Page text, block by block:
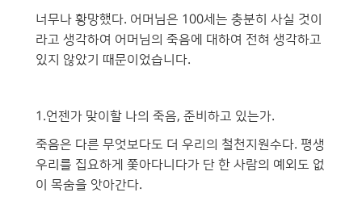
너무나 황망했다. 어머님은 100세는 충분히 사실 것이
라고 생각하여 어머님의 죽음에 대하여 전혀 생각하고
있지 않았기 때문이었습니다.
1.언젠가 맞이할 나의 죽음, 준비하고 있는가.
죽음은 다른 무엇보다도 더 우리의 철천지원수다. 평생
우리를 집요하게 쫓아다니다가 단 한 사람의 예외도 없
이 목숨을 앗아간다.